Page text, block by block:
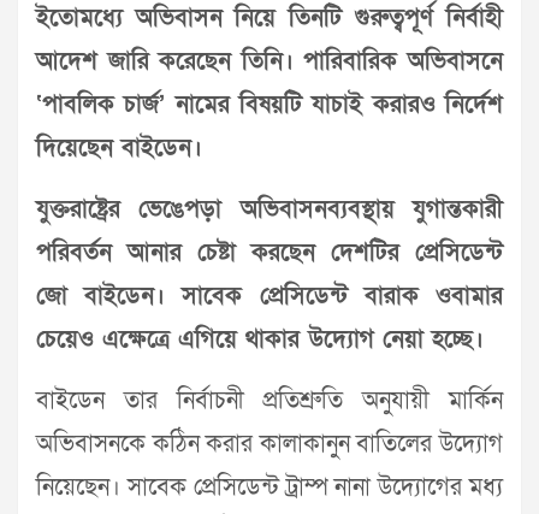
ইতোমধ্যে অভিবাসন নিয়ে তিনটি গুরুত্বপূর্ণ নির্বাহী
আদেশ জারি করেছেন তিনি। পারিবারিক অভিবাসনে
‘পাবলিক চার্জ’ নামের বিষয়টি যাচাই করারও নির্দেশ
দিয়েছেন বাইডেন।
যুক্তরাষ্ট্রের ভেঙেপড়া অভিবাসনব্যবস্থায় যুগান্তকারী
পরিবর্তন আনার চেষ্টা করছেন দেশটির প্রেসিডেন্ট
জো বাইডেন। সাবেক প্রেসিডেন্ট বারাক ওবামার
চেয়েও এক্ষেত্রে এগিয়ে থাকার উদ্যোগ নেয়া হচ্ছে।
বাইডেন তার নির্বাচনী প্রতিশ্রুতি অনুযায়ী মার্কিন
অভিবাসনকে কঠিন করার কালাকানুন বাতিলের উদ্যোগ
নিয়েছেন। সাবেক প্রেসিডেন্ট ট্রাম্প নানা উদ্যোগের মধ্য